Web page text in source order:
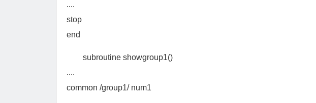
....
stop
end
subroutine showgroup1()
....
common /group1/ num1